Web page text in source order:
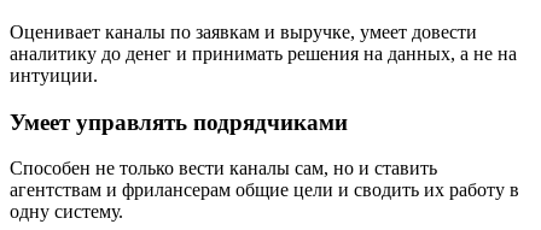
Оценивает каналы по заявкам и выручке, умеет довести
аналитику до денег и принимать решения на данных, а не на
интуиции.
Умеет управлять подрядчиками
Способен не только вести каналы сам, но и ставить
агентствам и фрилансерам общие цели и сводить их работу в
одну систему.